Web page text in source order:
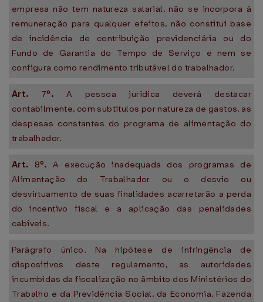
empresa não tem natureza salarial, não se incorpora à
remuneração para qualquer efeitos, não constitui base
de incidência de contribuição previdenciária ou do
Fundo de Garantia do Tempo de Serviço e nem se
configura como rendimento tributável do trabalhador.
Art. 7º. A pessoa jurídica deverá destacar
contabilmente, com subtítulos por natureza de gastos, as
despesas constantes do programa de alimentação do
trabalhador.
Art. 8º. A execução inadequada dos programas de
Alimentação do Trabalhador ou o desvio ou
desvirtuamento de suas finalidades acarretarão a perda
do incentivo fiscal e a aplicação das penalidades
cabíveis.
Parágrafo único. Na hipótese de infringência de
dispositivos deste regulamento, as autoridades
incumbidas da fiscalização no âmbito dos Ministérios do
Trabalho e da Previdência Social, da Economia, Fazenda